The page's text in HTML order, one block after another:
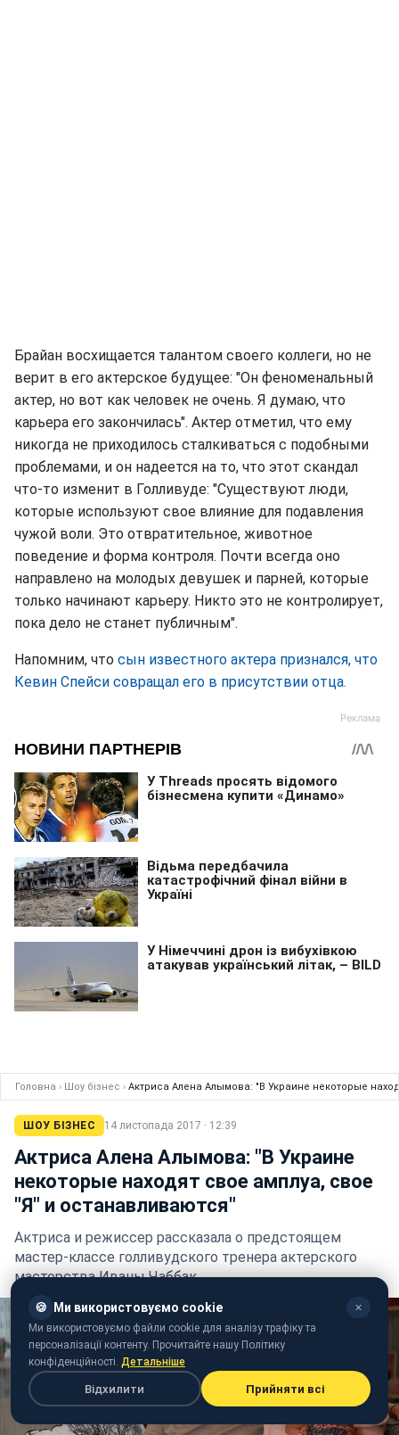
Брайан восхищается талантом своего коллеги, но не
верит в его актерское будущее: "Он феноменальный
актер, но вот как человек не очень. Я думаю, что
карьера его закончилась". Актер отметил, что ему
никогда не приходилось сталкиваться с подобными
проблемами, и он надеется на то, что этот скандал
что-то изменит в Голливуде: "Существуют люди,
которые используют свое влияние для подавления
чужой воли. Это отвратительное, животное
поведение и форма контроля. Почти всегда оно
направлено на молодых девушек и парней, которые
только начинают карьеру. Никто это не контролирует,
пока дело не станет публичным".
Напомним, что сын известного актера признался, что
Кевин Спейси совращал его в присутствии отца.
Головна › Шоу бізнес › Актриса Алена Алымова: "В Украине некоторые
ШОУ БІЗНЕС 14 листопада 2017 · 12:39
Актриса Алена Алымова: "В Украине
некоторые находят свое амплуа, свое
"Я" и останавливаются"
Актриса и режиссер рассказала о предстоящем
мастер-классе голливудского тренера актерского
мастерства Иваны Чаббак
🍪 Ми використовуємо cookie ✕
Ми використовуємо файли cookie для аналізу трафіку та
персоналізації контенту. Прочитайте нашу Політику
конфіденційності. Детальніше
Відхилити Прийняти всі